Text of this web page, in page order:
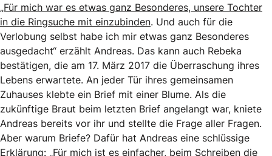
„Für mich war es etwas ganz Besonderes, unsere Tochter
in die Ringsuche mit einzubinden. Und auch für die
Verlobung selbst habe ich mir etwas ganz Besonderes
ausgedacht“ erzählt Andreas. Das kann auch Rebeka
bestätigen, die am 17. März 2017 die Überraschung ihres
Lebens erwartete. An jeder Tür ihres gemeinsamen
Zuhauses klebte ein Brief mit einer Blume. Als die
zukünftige Braut beim letzten Brief angelangt war, kniete
Andreas bereits vor ihr und stellte die Frage aller Fragen.
Aber warum Briefe? Dafür hat Andreas eine schlüssige
Erklärung: „Für mich ist es einfacher, beim Schreiben die